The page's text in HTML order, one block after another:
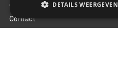
Over ons
Contact
DETAILS WEERGEVEN